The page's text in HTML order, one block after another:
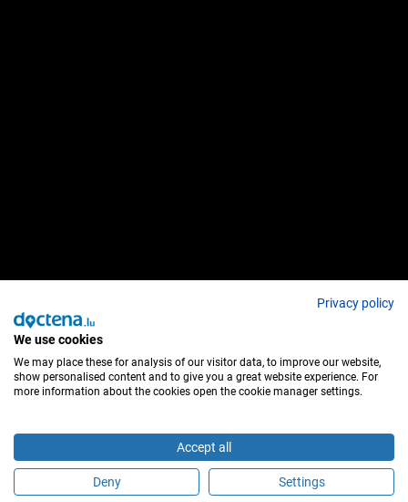
É este profissional de saúde?
Privacy policy
We use cookies
We may place these for analysis of our visitor data, to improve our website,
show personalised content and to give you a great website experience. For
more information about the cookies open the cookie manager settings.
Accept all
Deny Settings